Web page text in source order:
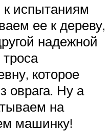
испытаниям
ее к дереву,
надежной
которое
оврага. Ну а
на
машинку!